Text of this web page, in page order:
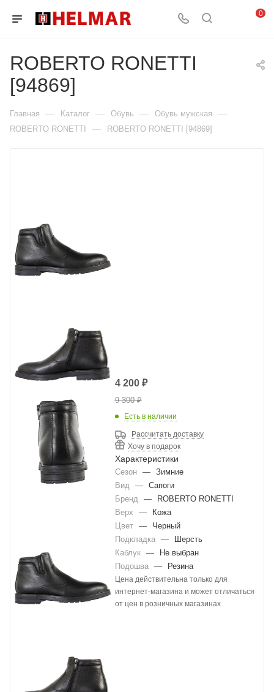
0
ROBERTO RONETTI
[94869]
Главная — Каталог — Обувь — Обувь мужская —
ROBERTO RONETTI — ROBERTO RONETTI [94869]
4 200₽
9 300₽
Есть в наличии
Рассчитать доставку
Хочу в подарок
Характеристики
Сезон —
Зимние
Вид
—
Сапоги
Бренд
—
ROBERTO RONETTI
Верх
—
Кожа
Цвет —
Черный
Подкладка —
Шерсть
Каблук —
Не выбран
Подошва — Резина
Цена действительна только для
интернет-магазина и может отличаться
от цен в розничных магазинах